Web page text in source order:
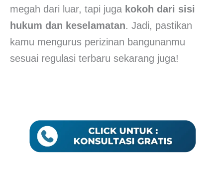
megah dari luar, tapi juga kokoh dari sisi
hukum dan keselamatan. Jadi, pastikan
kamu mengurus perizinan bangunanmu
sesuai regulasi terbaru sekarang juga!